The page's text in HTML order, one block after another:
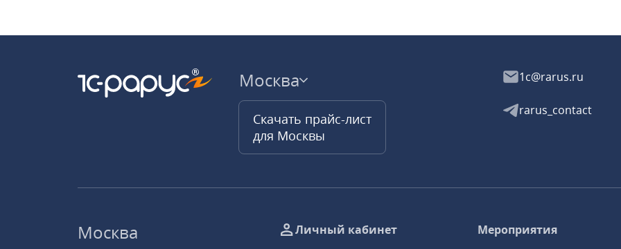
Москва
Скачать прайс-лист
для Москвы
1c@rarus.ru
rarus_contact
Москва
Личный кабинет
Мероприятия